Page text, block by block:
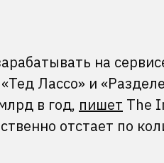
на
Лассо» и
в год, пишет The
отстает по